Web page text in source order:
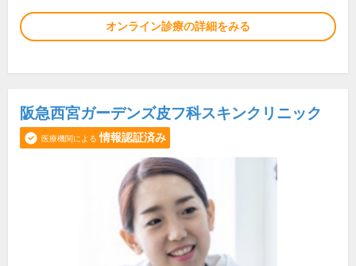
オンライン診療の詳細をみる
阪急西宮ガーデンズ皮フ科スキンクリニック
医療機関による 情報認証済み